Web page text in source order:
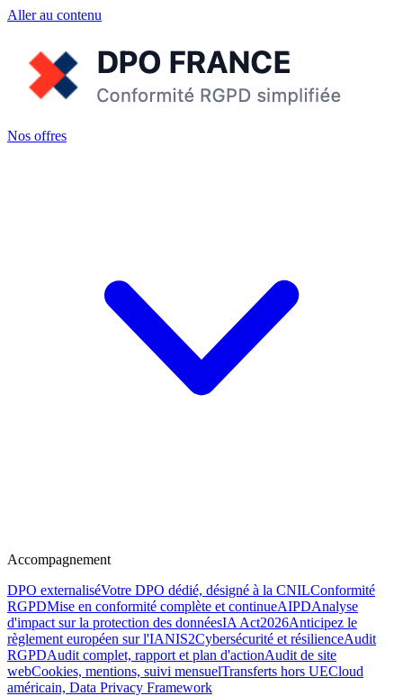
Aller au contenu
Nos offres
Accompagnement
DPO externaliséVotre DPO dédié, désigné à la CNILConformité
RGPDMise en conformité complète et continueAIPDAnalyse
d'impact sur la protection des donnéesIA Act2026Anticipez le
règlement européen sur l'IANIS2Cybersécurité et résilienceAudit
RGPDAudit complet, rapport et plan d'actionAudit de site
webCookies, mentions, suivi mensuelTransferts hors UECloud
américain, Data Privacy Framework